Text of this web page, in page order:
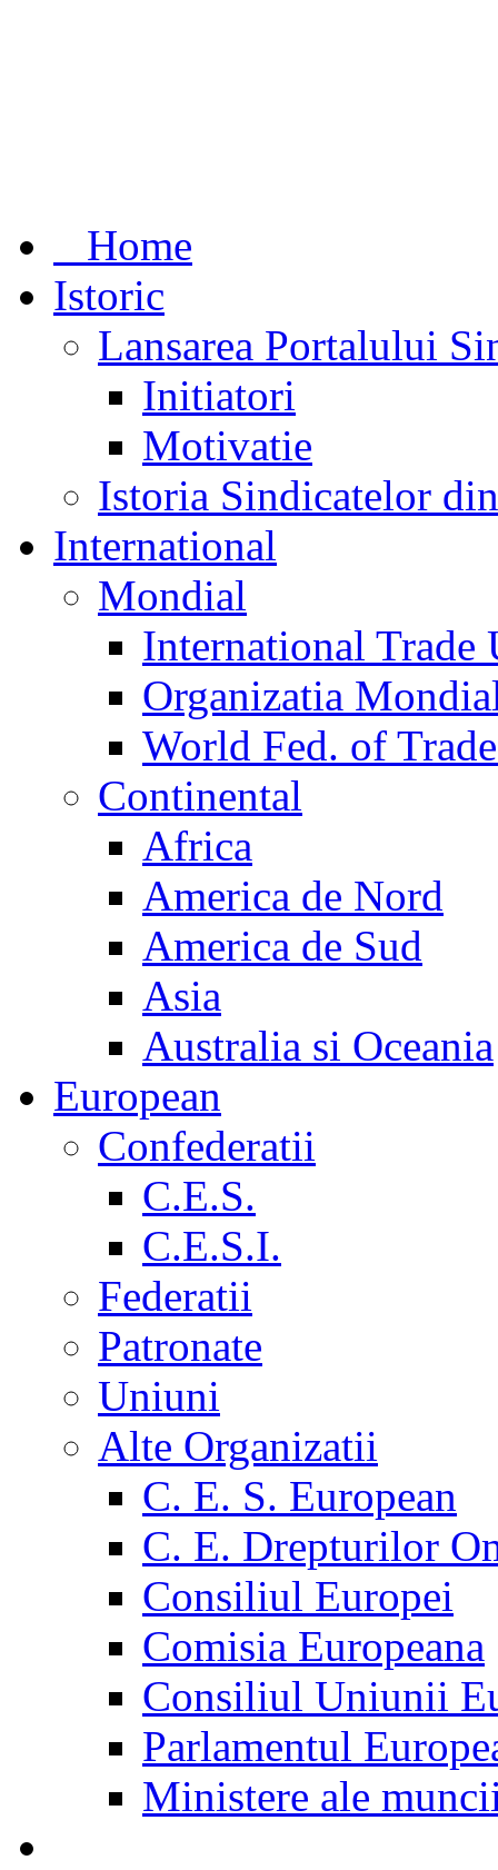
Home
Istoric
Lansarea Portalului
Initiatori
Motivatie
Istoria Sindicatelor
International
Mondial
International Trade
Organizatia
World Fed. of
Continental
Africa
America de Nord
America de Sud
Asia
Australia si Oceania
European
Confederatii
C.E.S.
C.E.S.I.
Federatii
Patronate
Uniuni
Alte Organizatii
C. E. S. European
C. E. Drepturilor
Consiliul Europei
Comisia Europeana
Consiliul Uniunii
Parlamentul
Ministere ale